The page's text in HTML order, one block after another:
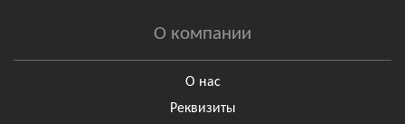
О компании
О нас
Реквизиты